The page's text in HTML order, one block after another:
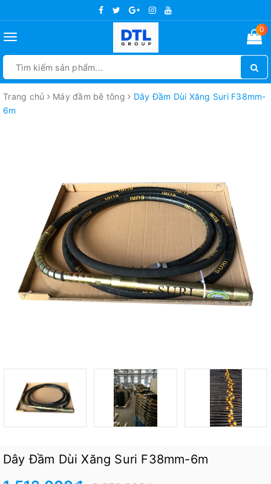
Toggle
0
Trang chủ Máy đầm bê tông
Dây Đầm Dùi Xăng Suri F38mm-
6m
Dây Đầm Dùi Xăng Suri F38mm-6m